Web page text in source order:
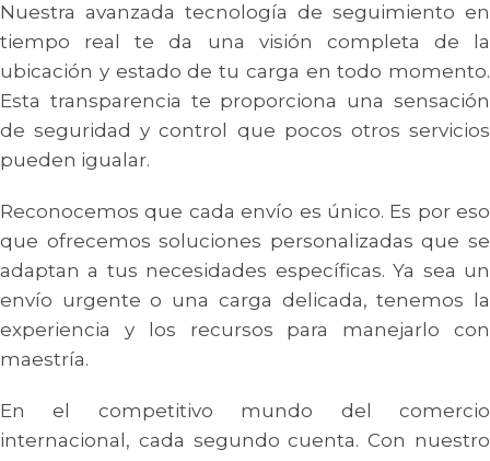
Nuestra avanzada tecnología de seguimiento en
tiempo real te da una visión completa de la
ubicación y estado de tu carga en todo momento.
Esta transparencia te proporciona una sensación
de seguridad y control que pocos otros servicios
pueden igualar.
Reconocemos que cada envío es único. Es por eso
que ofrecemos soluciones personalizadas que se
adaptan a tus necesidades específicas. Ya sea un
envío urgente o una carga delicada, tenemos la
experiencia y los recursos para manejarlo con
maestría.
En el competitivo mundo del comercio
internacional, cada segundo cuenta. Con nuestro